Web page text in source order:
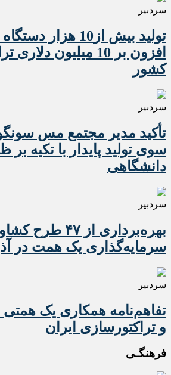
سردبیر
تولید بیش از10 هزار
افزون بر 10 میلیون
کشور
سردبیر
تأکید مدیر مجتمع مس
سوی تولید پایدار با تکیه بر
دانشگاهی
سردبیر
بهره‌برداری از ۴۷
سرمایه‌گذاری یک همت در
سردبیر
تفاهم‌نامه همکاری یک
و تراکتورسازی ایران
فرهنگـی